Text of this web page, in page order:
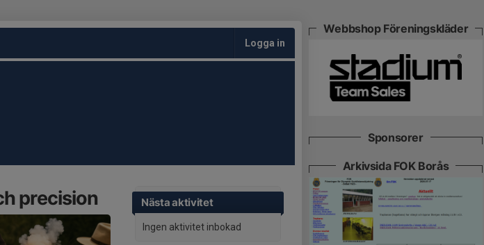
Logga in
Nästa aktivitet
Ingen aktivitet inbokad
precision
Webbshop Föreningskläder
Sponsorer
Arkivsida FOK Borås